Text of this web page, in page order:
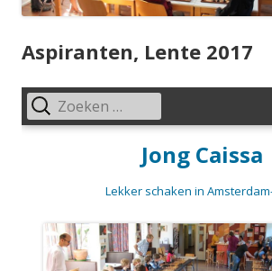
Aspiranten, Lente 2017